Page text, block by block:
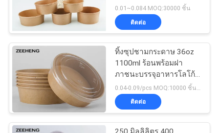
ใบ
เสนอ
ราคา
แผนผัง
เว็บไซต์
ชามกระดาษฟอยล์
อลูมิเนียม
13
และฝาปิด
0.01~0.084 MOQ:30000 ชิ้น
ติดต่อ
ทิ้งซุปชามกระดาษ 36oz
1100ml ร้อนพร้อมฝา
ภาชนะบรรจุอาหารโลโก้ที่
กำหนดเอง
ติดต่อ